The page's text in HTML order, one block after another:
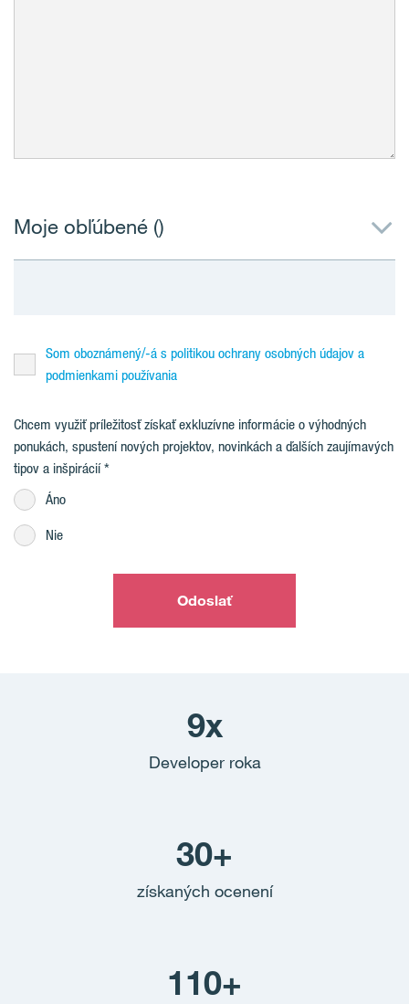
Moje obľúbené ()
Som oboznámený/-á s politikou ochrany osobných údajov a
podmienkami používania
Chcem využiť príležitosť získať exkluzívne informácie o výhodných
ponukách, spustení nových projektov, novinkách a ďalších zaujímavých
tipov a inšpirácií
Áno
Nie
Odoslať
9x
Developer roka
30+
získaných ocenení
110+